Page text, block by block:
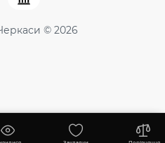
Купити
© 2026